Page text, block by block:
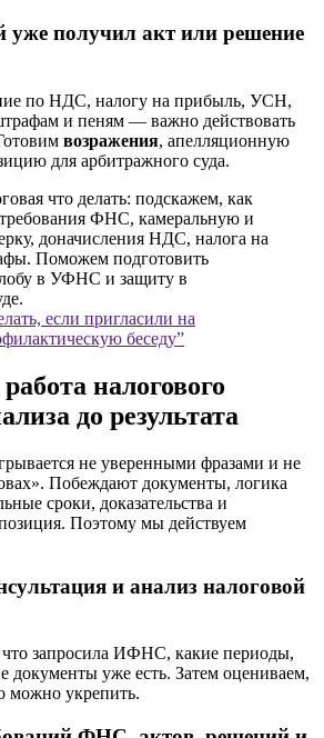
уже получил акт или решение
по НДС, налогу на прибыль, УСН,
и пеням — важно действовать
возражения, апелляционную
для арбитражного суда.
если пригласили на
беседу”
налогового
до результата
не уверенными фразами и не
Побеждают документы, логика
сроки, доказательства и
Поэтому мы действуем
и анализ налоговой
запросила ИФНС, какие периоды,
документы уже есть. Затем оцениваем,
можно укрепить.